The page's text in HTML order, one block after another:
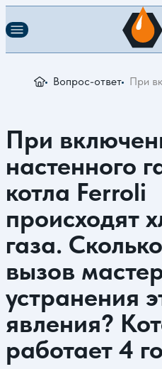
Вопрос-ответ При
При
настенного
котла Ferroli
происходят
газа.
вызов
устранения
явления?
работает 4